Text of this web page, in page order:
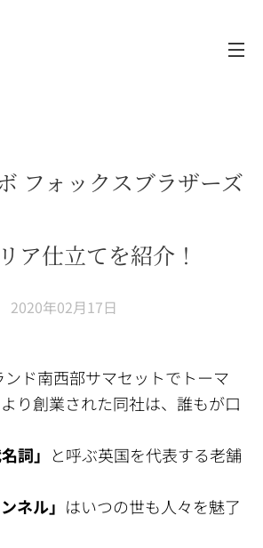
フォックスブラザーズ
ア仕立てを紹介！
2020年02月17日
ド南西部サマセットでトーマ
り創業された同社は、誰もが口
詞」 と呼ぶ英国を代表する老舗
ネル」 はいつの世も人々を魅了